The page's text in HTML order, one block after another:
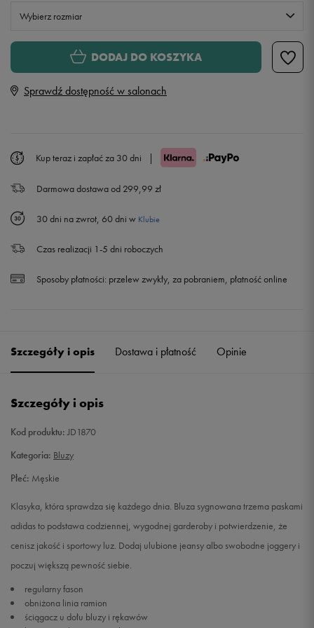
Wybierz rozmiar
M
XL Powiadom o dostępności
Powiadom o dostępności
DODAJ DO KOSZYKA
Sprawdź dostępność w salonach
Kup teraz i zapłać za 30 dni |
Darmowa dostawa od 299,99 zł
30 dni na zwrot, 60 dni w Klubie
Czas realizacji 1-5 dni roboczych
Sposoby płatności: przelew zwykły, za pobraniem, płatność online
Szczegóły i opis Dostawa i płatność Opinie
Szczegóły i opis
Kod produktu:JD1870
Kategoria: Bluzy
Płeć: Męskie
Klasyka, która sprawdza się każdego dnia. Bluza sygnowana trzema paskami
adidas to podstawa codziennej, wygodnej garderoby i potwierdzenie, że
cenisz jakość i sportowy luz. Dodaj ulubione jeansy albo swobodne joggery i
poczuj większą pewność siebie.
regularny fason
obniżona linia ramion
ściągacz u dołu bluzy i rękawów